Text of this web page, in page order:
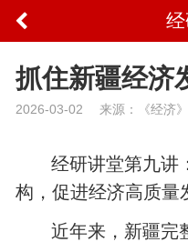
抓住新疆经济
2026-03-02 来源：《经济
经研讲堂第九讲
构，促进经济高质量
近年来，新疆完